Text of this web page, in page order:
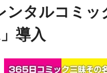
ンタルコミ
導入